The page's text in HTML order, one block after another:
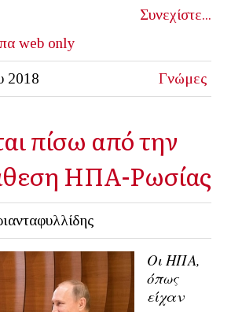
Συνεχίστε...
web only
2018 Γνώμες
πίσω από την
ΗΠΑ-Ρωσίας
Οι ΗΠΑ,
όπως
είχαν